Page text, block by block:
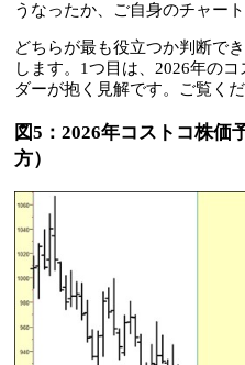
うなったか、ご自身のチャー
どちらが最も役立つか判断で
します。1つ目は、2026年の
ダーが抱く見解です。ご覧く
図5：2026年コストコ株価
方）